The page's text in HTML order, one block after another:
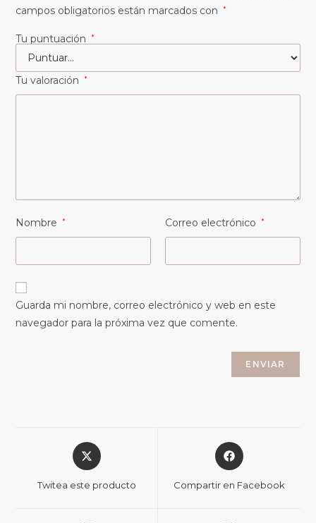
campos obligatorios están marcados con
*
Tu puntuación *
Tu valoración *
Nombre * Correo electrónico *
Guarda mi nombre, correo electrónico y web en este
navegador para la próxima vez que comente.
Twitea este producto Compartir en Facebook